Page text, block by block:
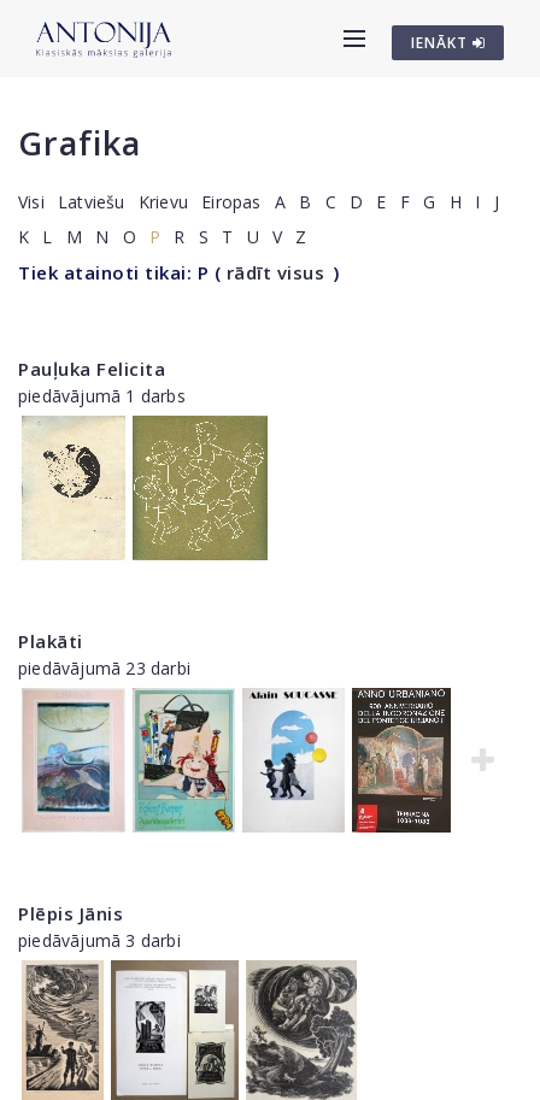
IENĀKT
Grafika
Visi Latviešu Krievu Eiropas A B C D E F G H I
J
K
L M N O P R S T U V Z
Tiek atainoti tikai: P ( rādīt visus )
Pauļuka Felicita
piedāvājumā 1 darbs
Plakāti
piedāvājumā 23 darbi
Plēpis Jānis
piedāvājumā 3 darbi